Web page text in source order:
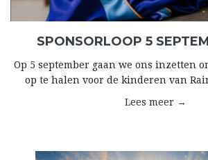
SPONSORLOOP 5
Op 5 september gaan we ons inzetten
op te halen voor de kinderen van
Lees meer →